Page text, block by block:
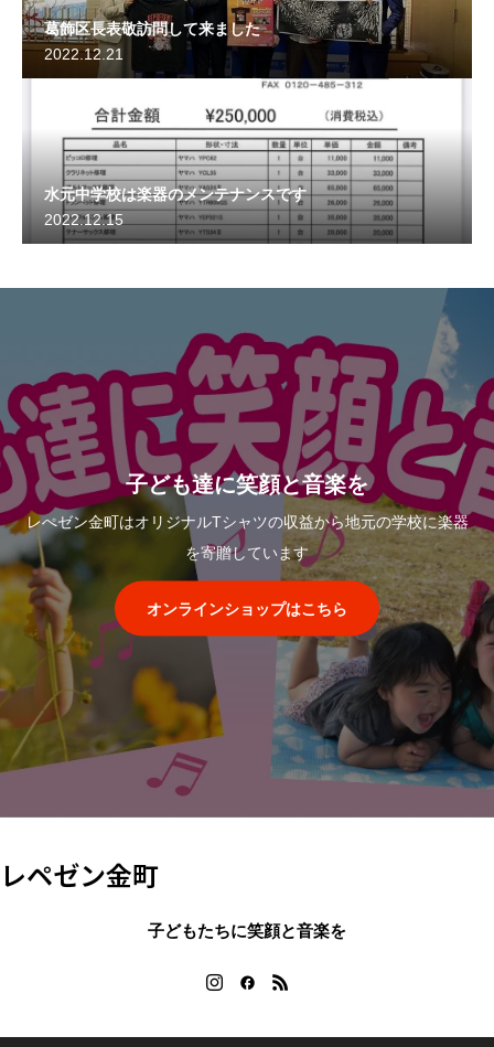
葛飾区長表敬訪問して来ました
2022.12.21
水元中学校は楽器のメンテナンスです
2022.12.15
子ども達に笑顔と音楽を
レぺゼン金町はオリジナルTシャツの収益から地元の学校に楽器
を寄贈しています
オンラインショップはこちら
レペゼン金町
子どもたちに笑顔と音楽を